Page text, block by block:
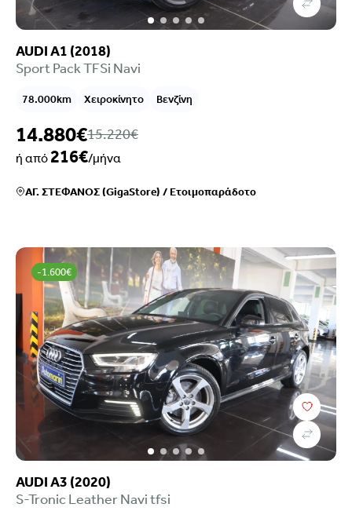
AUDI A1 (2018)
Sport Pack TFSi Navi
78.000km Χειροκίνητο Βενζίνη
14.880€15.220€
ή από216€/μήνα
ΑΓ. ΣΤΕΦΑΝΟΣ (GigaStore) /Ετοιμοπαράδοτο
-1.600€
AUDI A3 (2020)
S-Tronic Leather Navi tfsi